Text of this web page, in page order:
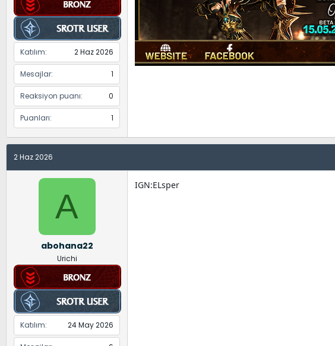
Katılım 2 Haz 2026
Mesajlar 1
Reaksiyon puanı 0
Puanları 1
2 Haz 2026
A
abohana22
Urichi
Katılım 24 May 2026
IGN:ELsper